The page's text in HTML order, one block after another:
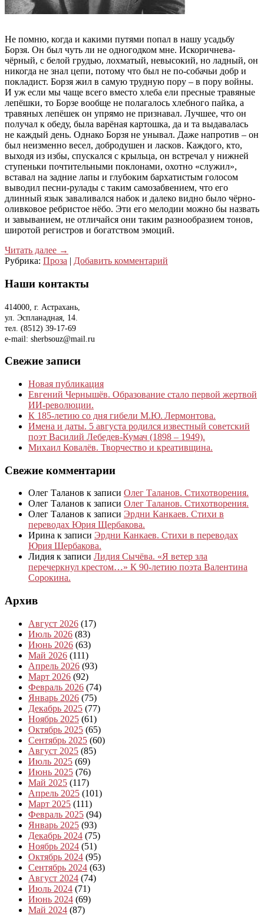
Не помню, когда и какими путями попал в нашу усадьбу
Борзя. Он был чуть ли не одногодком мне. Искоричнева-
чёрный, с белой грудью, лохматый, невысокий, но ладный, он
никогда не знал цепи, потому что был не по-собачьи добр и
покладист. Борзя жил в самую трудную пору – в пору войны.
И уж если мы чаще всего вместо хлеба ели пресные травяные
лепёшки, то Борзе вообще не полагалось хлебного пайка, а
травяных лепёшек он упрямо не признавал. Лучшее, что он
получал к обеду, была варёная картошка, да и та выдавалась
не каждый день. Однако Борзя не унывал. Даже напротив – он
был неизменно весел, добродушен и ласков. Каждого, кто,
выходя из избы, спускался с крыльца, он встречал у нижней
ступеньки почтительными поклонами, охотно «служил»,
вставал на задние лапы и глубоким бархатистым голосом
выводил песни-рулады с таким самозабвением, что его
длинный язык заваливался набок и далеко видно было чёрно-
оливковое ребристое нёбо. Эти его мелодии можно бы назвать
и завыванием, не отличайся они таким разнообразием тонов,
широтой регистров и богатством эмоций.
Читать далее →
Рубрика: Проза | Добавить комментарий
Наши контакты
414000, г. Астрахань,
ул. Эспланадная, 14.
тел. (8512) 39-17-69
e-mail: sherbsouz@mail.ru
Свежие записи
Новая публикация
Евгений Чернышёв. Образование стало первой жертвой
ИИ-революции.
К 185‑летию со дня гибели М.Ю. Лермонтова.
Имена и даты. 5 августа родился известный советский
поэт Василий Лебедев-Кумач (1898 – 1949).
Михаил Ковалёв. Творчество и креативщина.
Свежие комментарии
Олег Таланов к записи Олег Таланов. Стихотворения.
Олег Таланов к записи Олег Таланов. Стихотворения.
Олег Таланов к записи Эрдни Канкаев. Стихи в
переводах Юрия Щербакова.
Ирина к записи Эрдни Канкаев. Стихи в переводах
Юрия Щербакова.
Лидия к записи Лидия Сычёва. «Я ветер зла
перечеркнул крестом…» К 90-летию поэта Валентина
Сорокина.
Архив
Август 2026 (17)
Июль 2026 (83)
Июнь 2026 (63)
Май 2026 (111)
Апрель 2026 (93)
Март 2026 (92)
Февраль 2026 (74)
Январь 2026 (75)
Декабрь 2025 (77)
Ноябрь 2025 (61)
Октябрь 2025 (65)
Сентябрь 2025 (60)
Август 2025 (85)
Июль 2025 (69)
Июнь 2025 (76)
Май 2025 (117)
Апрель 2025 (101)
Март 2025 (111)
Февраль 2025 (94)
Январь 2025 (93)
Декабрь 2024 (75)
Ноябрь 2024 (51)
Октябрь 2024 (95)
Сентябрь 2024 (63)
Август 2024 (74)
Июль 2024 (71)
Июнь 2024 (69)
Май 2024 (87)